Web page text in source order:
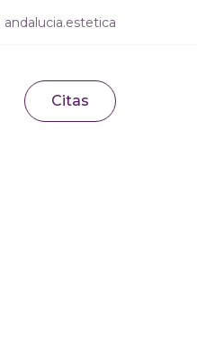
andalucia.estetica
Citas